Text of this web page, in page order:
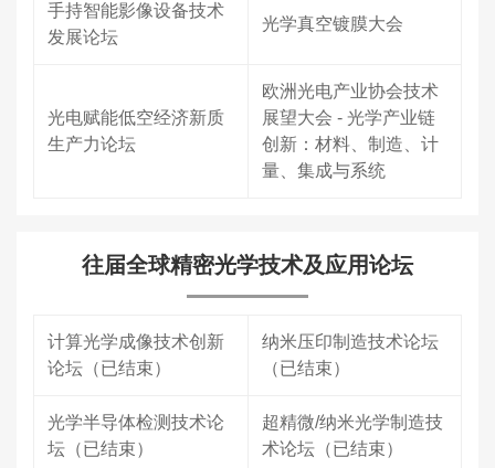
手持智能影像设备技术
发展论坛
光学真空镀膜大会
光电赋能低空经济新质
生产力论坛
欧洲光电产业协会技术
展望大会 - 光学产业链
创新：材料、制造、计
量、集成与系统
往届全球精密光学技术及应用论坛
计算光学成像技术创新
论坛（已结束）
纳米压印制造技术论坛
（已结束）
光学半导体检测技术论
坛（已结束）
超精微/纳米光学制造技
术论坛（已结束）